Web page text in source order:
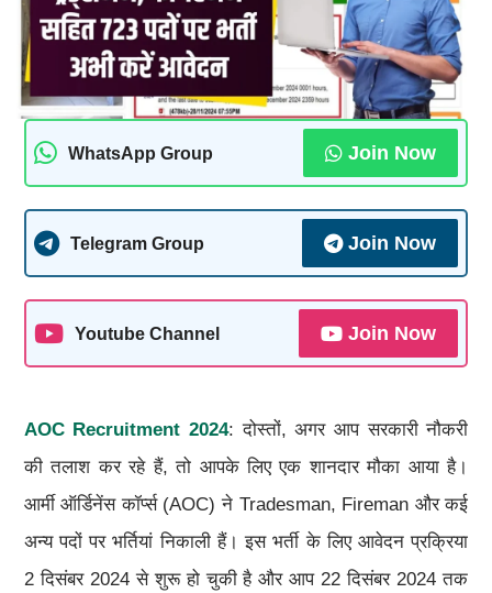
WhatsApp Group Join Now
Telegram Group Join Now
Youtube Channel Join Now
AOC Recruitment 2024: दोस्तों, अगर आप सरकारी नौकरी
की तलाश कर रहे हैं, तो आपके लिए एक शानदार मौका आया है।
आर्मी ऑर्डिनेंस कॉर्प्स (AOC) ने Tradesman, Fireman और कई
अन्य पदों पर भर्तियां निकाली हैं। इस भर्ती के लिए आवेदन प्रक्रिया
2 दिसंबर 2024 से शुरू हो चुकी है और आप 22 दिसंबर 2024 तक